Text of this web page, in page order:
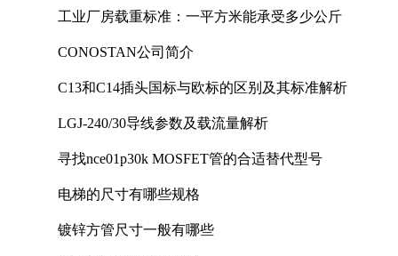
工业厂房载重标准：一平方米能承受多少公斤
CONOSTAN公司简介
C13和C14插头国标与欧标的区别及其标准解析
LGJ-240/30导线参数及载流量解析
寻找nce01p30k MOSFET管的合适替代型号
电梯的尺寸有哪些规格
镀锌方管尺寸一般有哪些